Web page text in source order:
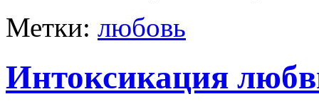
Метки: любовь
Интоксикация